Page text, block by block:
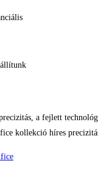
a fejlett
kollekció híres